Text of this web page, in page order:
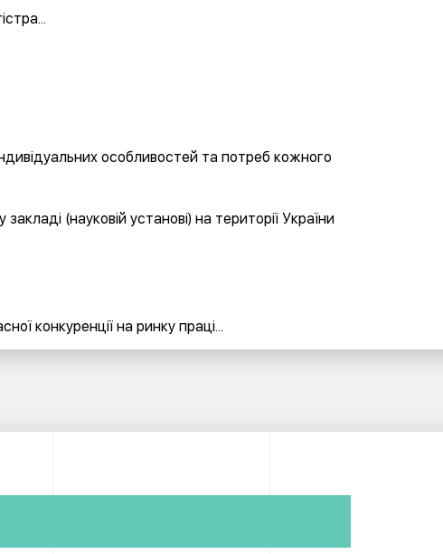
особливостей та потреб кожного
(науковій установі) на території України
конкуренції на ринку праці...